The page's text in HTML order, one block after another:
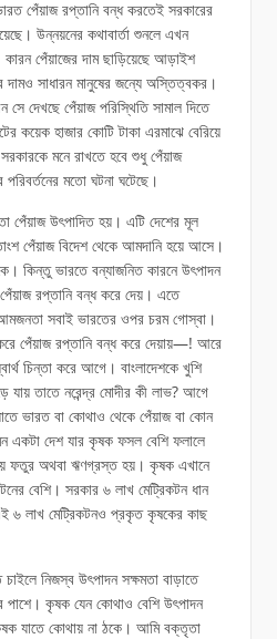
পেঁয়াজ রপ্তানি বন্ধ করতেই সরকারের
উন্নয়নের কথাবার্তা শুনলে এখন
পেঁয়াজের দাম ছাড়িয়েছে আড়াইশ
দামও সাধারন মানুষের জন্যে অস্তিত্বকর।
দেখছে পেঁয়াজ পরিস্থিতি সামাল দিতে
কয়েক হাজার কোটি টাকা এরমাঝে বেরিয়ে
মনে রাখতে হবে শুধু পেঁয়াজ
মতো ঘটনা ঘটেছে।
পেঁয়াজ উৎপাদিত হয়। এটি দেশের মূল
পেঁয়াজ বিদেশ থেকে আমদানি হয়ে আসে।
কিন্তু ভারতে বন্যাজনিত কারনে উৎপাদন
রপ্তানি বন্ধ করে দেয়। এতে
আমজনতা সবাই ভারতের ওপর চরম গোস্বা।
পেঁয়াজ রপ্তানি বন্ধ করে দেয়ায়—! আরে
চিন্তা করে আগে। বাংলাদেশকে খুশি
যায় তাতে নরেন্দ্র মোদীর কী লাভ? আগে
ভারত বা কোথাও থেকে পেঁয়াজ বা কোন
একটা দেশ যার কৃষক ফসল বেশি ফলালে
ফতুর অথবা ঋণগ্রস্ত হয়। কৃষক এখানে
বেশি। সরকার ৬ লাখ মেট্রিকটন ধান
৬ লাখ মেট্রিকটনও প্রকৃত কৃষকের কাছ
চাইলে নিজস্ব উৎপাদন সক্ষমতা বাড়াতে
পাশে। কৃষক যেন কোথাও বেশি উৎপাদন
যাতে কোথায় না ঠকে। আমি বক্তৃতা